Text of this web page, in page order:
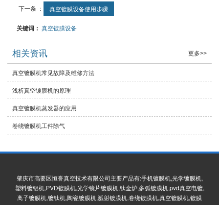
下一条 ： 真空镀膜设备使用步骤
关键词：真空镀膜设备
相关资讯 更多>>
真空镀膜机常见故障及维修方法
浅析真空镀膜机的原理
真空镀膜机蒸发器的应用
卷绕镀膜机工件除气
肇庆市高要区恒誉真空技术有限公司主要产品有:手机镀膜机,光学镀膜机,
塑料镀铝机,PVD镀膜机,光学镜片镀膜机,钛金炉,多弧镀膜机,pvd真空电镀,
离子镀膜机,镀钛机,陶瓷镀膜机,溅射镀膜机,卷绕镀膜机,真空镀膜机,镀膜